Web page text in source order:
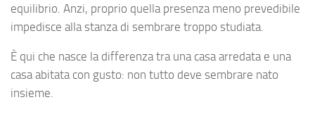
equilibrio. Anzi, proprio quella presenza meno prevedibile
impedisce alla stanza di sembrare troppo studiata.
È qui che nasce la differenza tra una casa arredata e una
casa abitata con gusto: non tutto deve sembrare nato
insieme.